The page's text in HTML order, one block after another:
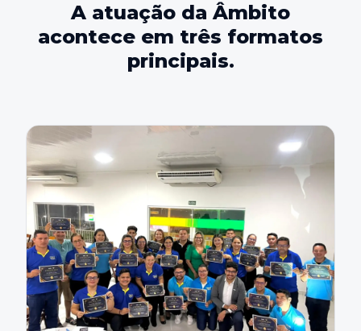
A atuação da Âmbito
acontece em três formatos
principais.